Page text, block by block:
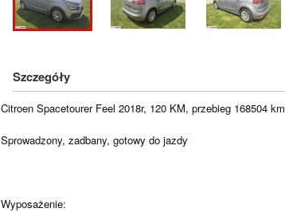
Szczegóły
Citroen Spacetourer Feel 2018r, 120 KM, przebieg 168504 km
Sprowadzony, zadbany, gotowy do jazdy
Wyposażenie: